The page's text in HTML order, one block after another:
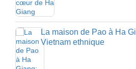
La maison de Pao à Ha
Vietnam ethnique